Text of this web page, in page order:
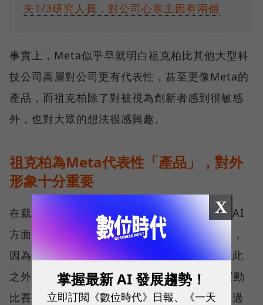
失1/3研究人員，對公司心寒主因有兩個
事實上，Meta似乎早就明白祖克柏比其他大型科
技公司高層對公司更有代表性，甚至更像Meta的
產品，而祖克柏除了對被視為創新者感到很敏感
外，也對大眾的想法很感興趣。
祖克柏為Meta代表性「產品」，對外
形象十分重要
在裁員數萬人後，祖克柏藉由公開談論公司在AI
方面的新產品投資，試圖重新贏得員工的支持，
因為他們可能會對公司的前進方向更興奮。除此
之外，祖克柏也透過Instagram分享他完成運動
比賽的自拍，試圖宣傳這種更前衛的形象。而過
X
掌握最新 AI 發展趨勢！
立即訂閱《數位時代》日報、《一天